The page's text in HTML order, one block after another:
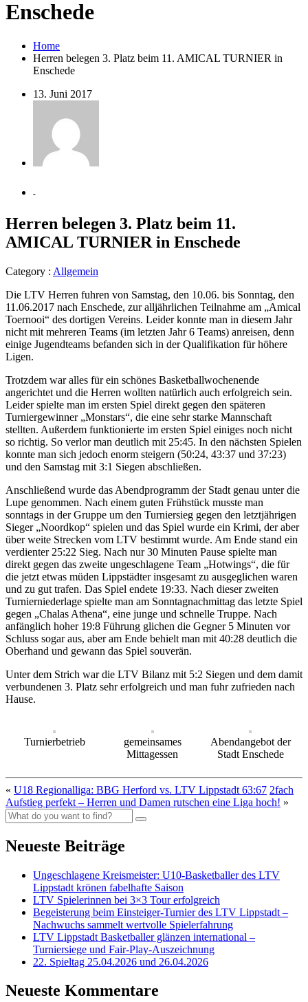
Enschede
Home
Herren belegen 3. Platz beim 11. AMICAL TURNIER in
Enschede
13. Juni 2017
-
Herren belegen 3. Platz beim 11.
AMICAL TURNIER in Enschede
Category : Allgemein
Die LTV Herren fuhren von Samstag, den 10.06. bis Sonntag, den
11.06.2017 nach Enschede, zur alljährlichen Teilnahme am „Amical
Toernooi“ des dortigen Vereins. Leider konnte man in diesem Jahr
nicht mit mehreren Teams (im letzten Jahr 6 Teams) anreisen, denn
einige Jugendteams befanden sich in der Qualifikation für höhere
Ligen.
Trotzdem war alles für ein schönes Basketballwochenende
angerichtet und die Herren wollten natürlich auch erfolgreich sein.
Leider spielte man im ersten Spiel direkt gegen den späteren
Turniergewinner „Monstars“, die eine sehr starke Mannschaft
stellten. Außerdem funktionierte im ersten Spiel einiges noch nicht
so richtig. So verlor man deutlich mit 25:45. In den nächsten Spielen
konnte man sich jedoch enorm steigern (50:24, 43:37 und 37:23)
und den Samstag mit 3:1 Siegen abschließen.
Anschließend wurde das Abendprogramm der Stadt genau unter die
Lupe genommen. Nach einem guten Frühstück musste man
sonntags in der Gruppe um den Turniersieg gegen den letztjährigen
Sieger „Noordkop“ spielen und das Spiel wurde ein Krimi, der aber
über weite Strecken vom LTV bestimmt wurde. Am Ende stand ein
verdienter 25:22 Sieg. Nach nur 30 Minuten Pause spielte man
direkt gegen das zweite ungeschlagene Team „Hotwings“, die für
die jetzt etwas müden Lippstädter insgesamt zu ausgeglichen waren
und zu gut trafen. Das Spiel endete 19:33. Nach dieser zweiten
Turnierniederlage spielte man am Sonntagnachmittag das letzte Spiel
gegen „Chalas Athena“, eine junge und schnelle Truppe. Nach
anfänglich hoher 19:8 Führung glichen die Gegner 5 Minuten vor
Schluss sogar aus, aber am Ende behielt man mit 40:28 deutlich die
Oberhand und gewann das Spiel souverän.
Unter dem Strich war die LTV Bilanz mit 5:2 Siegen und dem damit
verbundenen 3. Platz sehr erfolgreich und man fuhr zufrieden nach
Hause.
Turnierbetrieb
gemeinsames
Mittagessen
Abendangebot der
Stadt Enschede
« U18 Regionalliga: BBG Herford vs. LTV Lippstadt 63:67 2fach
Aufstieg perfekt – Herren und Damen rutschen eine Liga hoch! »
Neueste Beiträge
Ungeschlagene Kreismeister: U10-Basketballer des LTV
Lippstadt krönen fabelhafte Saison
LTV Spielerinnen bei 3×3 Tour erfolgreich
Begeisterung beim Einsteiger-Turnier des LTV Lippstadt –
Nachwuchs sammelt wertvolle Spielerfahrung
LTV Lippstadt Basketballer glänzen international –
Turniersiege und Fair-Play-Auszeichnung
22. Spieltag 25.04.2026 und 26.04.2026
Neueste Kommentare